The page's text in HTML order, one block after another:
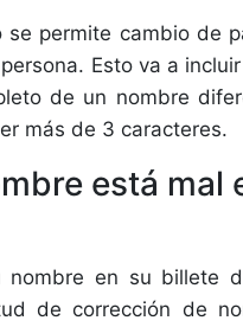
permite cambio de
Esto va a
de un nombre
más de 3 caracteres.
está
en su billete
de corrección de